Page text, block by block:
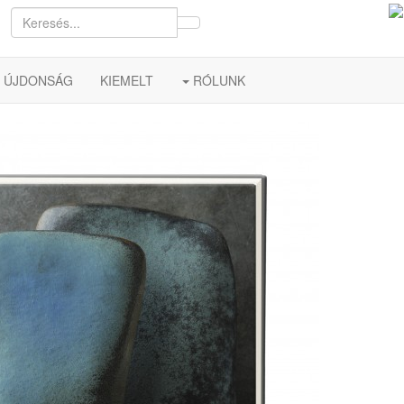
ÚJDONSÁG KIEMELT RÓLUNK